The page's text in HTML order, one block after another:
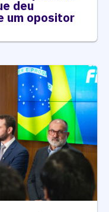
deu
um opositor